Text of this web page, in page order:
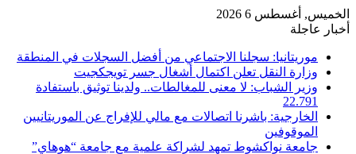
الخميس, أغسطس 6 2026
أخبار عاجلة
موريتانيا: سجلنا الاجتماعي من أفضل السجلات في المنطقة
وزارة النقل تعلن اكتمال أشغال جسر تويجكجيت
وزير الشباب: لا معنى للمغالطات.. ولدينا توثيق باستفادة
22.791
الخارجية: باشرنا اتصالات مع مالي للإفراج عن الموريتانيين
الموقوفين
جامعة نواكشوط تمهد لشراكة علمية مع جامعة “هوهاي”